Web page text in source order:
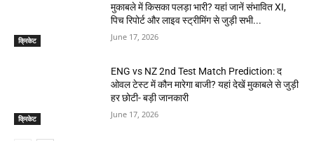
क्रिकेट
मुकाबले में किसका पलड़ा भारी? यहां जानें संभावित XI,
पिच रिपोर्ट और लाइव स्ट्रीमिंग से जुड़ी सभी...
June 17, 2026
क्रिकेट
ENG vs NZ 2nd Test Match Prediction: द
ओवल टेस्ट में कौन मारेगा बाजी? यहां देखें मुकाबले से जुड़ी
हर छोटी- बड़ी जानकारी
June 17, 2026